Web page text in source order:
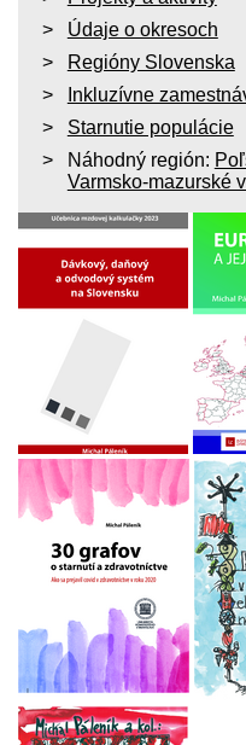
Údaje o okresoch
Regióny Slovenska
Inkluzívne
Starnutie populácie
Náhodný región:
Varmsko-mazurské